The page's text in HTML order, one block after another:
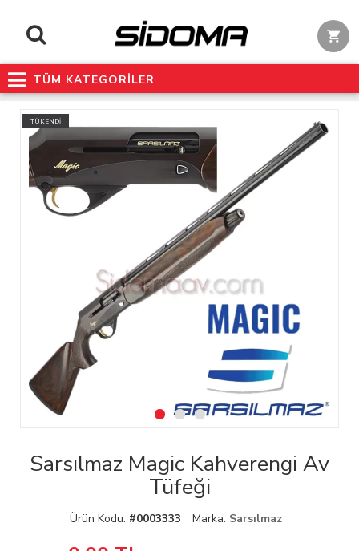
TÜM KATEGORİLER
TÜKENDİ
Sarsılmaz Magic Kahverengi Av
Tüfeği
Ürün Kodu: #0003333 Marka: Sarsılmaz